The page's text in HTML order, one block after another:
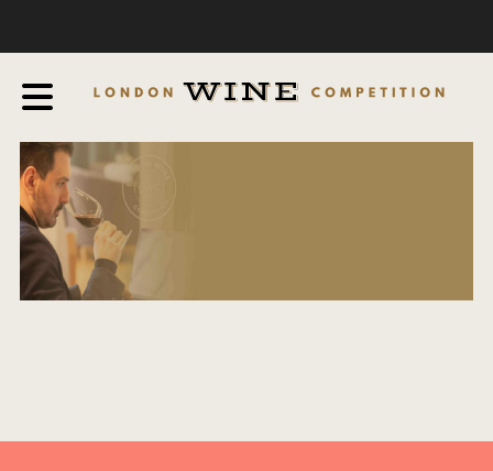
MEDALLAS
EMBAJADORES
PREGUNTAS FRECUENTES